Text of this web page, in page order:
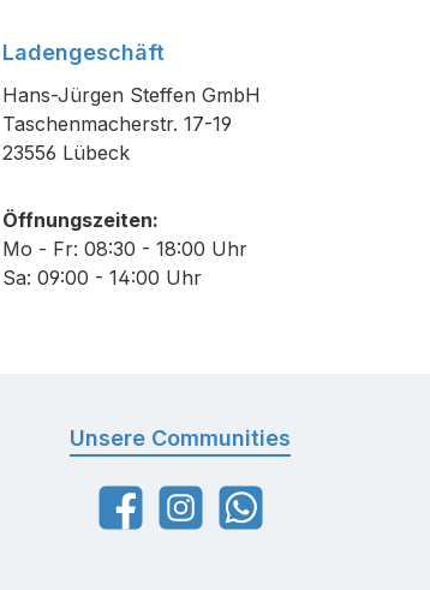
Ladengeschäft
Hans-Jürgen Steffen GmbH
Taschenmacherstr. 17-19
23556 Lübeck
Öffnungszeiten:
Mo - Fr: 08:30 - 18:00 Uhr
Sa: 09:00 - 14:00 Uhr
Unsere Communities
FacebookInstagramWhatsApp